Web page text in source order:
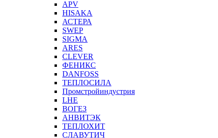
APV
HISAKA
АСТЕРА
SWEP
SIGMA
ARES
CLEVER
ФЕНИКС
DANFOSS
ТЕПЛОСИЛА
Промстройиндустрия
LHE
ВОГЕЗ
АНВИТЭК
ТЕПЛОХИТ
СЛАВУТИЧ